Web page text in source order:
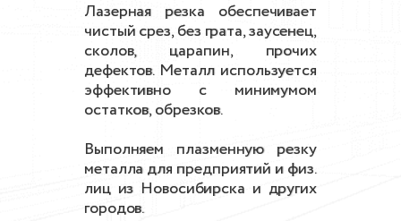
Лазерная резка обеспечивает
чистый срез, без грата, заусенец,
сколов, царапин, прочих
дефектов. Металл используется
эффективно с минимумом
остатков, обрезков.
Выполняем плазменную резку
металла для предприятий и физ.
лиц из Новосибирска и других
городов.